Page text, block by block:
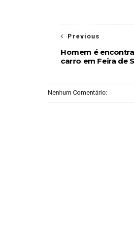
Previous
Homem é
carro em Feira de
Nenhum Comentário: